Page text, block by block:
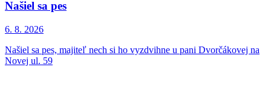
Našiel sa pes
6. 8. 2026
Našiel sa pes, majiteľ nech si ho vyzdvihne u pani Dvorčákovej na
Novej ul. 59